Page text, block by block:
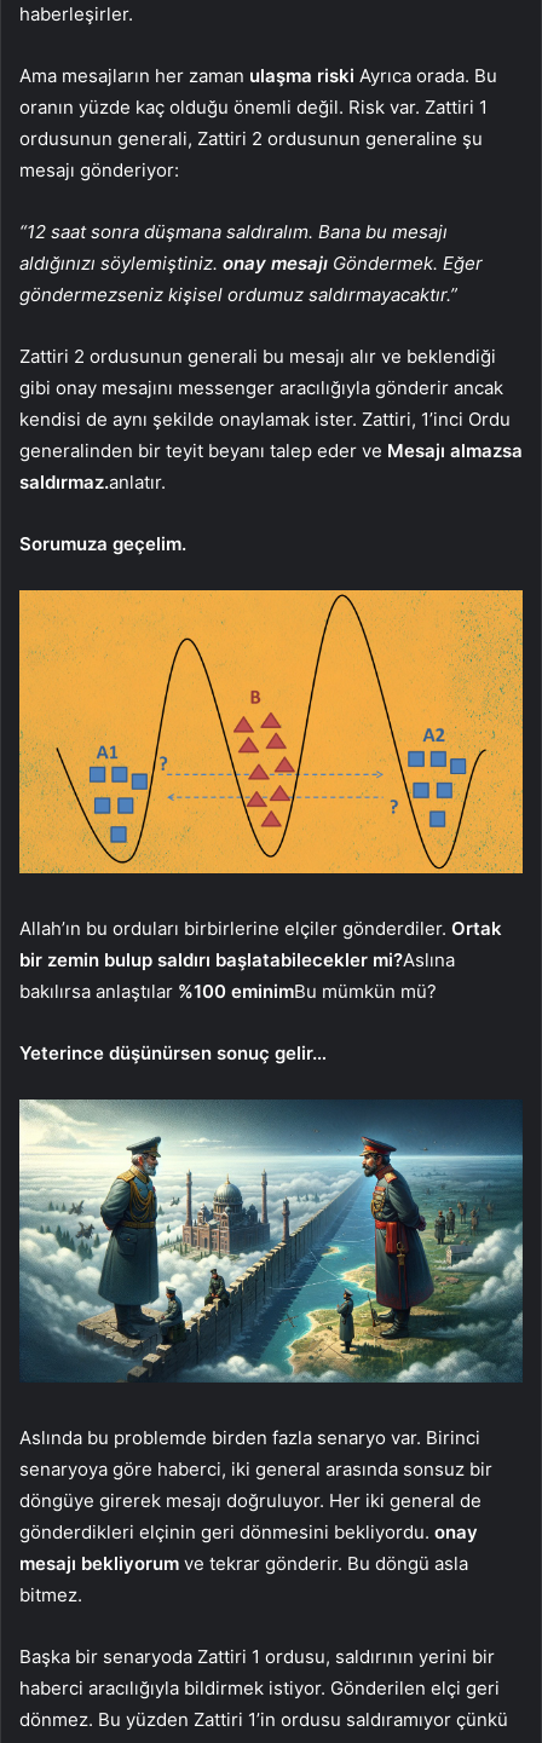
haberleşirler.
Ama mesajların her zaman ulaşma riski Ayrıca orada. Bu
oranın yüzde kaç olduğu önemli değil. Risk var. Zattiri 1
ordusunun generali, Zattiri 2 ordusunun generaline şu
mesajı gönderiyor:
“12 saat sonra düşmana saldıralım. Bana bu mesajı
aldığınızı söylemiştiniz. onay mesajı Göndermek. Eğer
göndermezseniz kişisel ordumuz saldırmayacaktır.”
Zattiri 2 ordusunun generali bu mesajı alır ve beklendiği
gibi onay mesajını messenger aracılığıyla gönderir ancak
kendisi de aynı şekilde onaylamak ister. Zattiri, 1’inci Ordu
generalinden bir teyit beyanı talep eder ve Mesajı almazsa
saldırmaz.anlatır.
Sorumuza geçelim.
Allah’ın bu orduları birbirlerine elçiler gönderdiler. Ortak
bir zemin bulup saldırı başlatabilecekler mi?Aslına
bakılırsa anlaştılar %100 eminimBu mümkün mü?
Yeterince düşünürsen sonuç gelir…
Aslında bu problemde birden fazla senaryo var. Birinci
senaryoya göre haberci, iki general arasında sonsuz bir
döngüye girerek mesajı doğruluyor. Her iki general de
gönderdikleri elçinin geri dönmesini bekliyordu. onay
mesajı bekliyorum ve tekrar gönderir. Bu döngü asla
bitmez.
Başka bir senaryoda Zattiri 1 ordusu, saldırının yerini bir
haberci aracılığıyla bildirmek istiyor. Gönderilen elçi geri
dönmez. Bu yüzden Zattiri 1’in ordusu saldıramıyor çünkü